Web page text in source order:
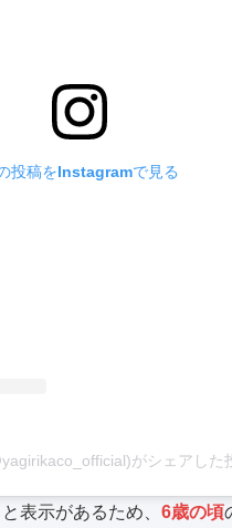
投稿をInstagramで見る
がシェアした
表示があるため、 6歳の頃